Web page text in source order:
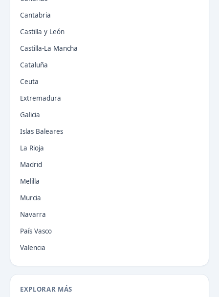
Cantabria
Castilla y León
Castilla-La Mancha
Cataluña
Ceuta
Extremadura
Galicia
Islas Baleares
La Rioja
Madrid
Melilla
Murcia
Navarra
País Vasco
Valencia
EXPLORAR MÁS